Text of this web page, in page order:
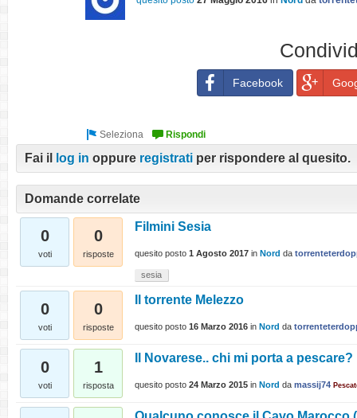
Facebook
Fai il log in oppure registrati per rispondere al quesito.
Domande correlate
0
voti
0
risposte
Filmini Sesia
quesito posto 1 Agosto 2017 in Nord da
sesia
0
voti
0
risposte
Il torrente Melezzo
quesito posto 16 Marzo 2016 in Nord da
0
voti
1
risposta
Il Novarese.. chi mi porta a pescare?
quesito posto 24 Marzo 2015 in Nord da massij74